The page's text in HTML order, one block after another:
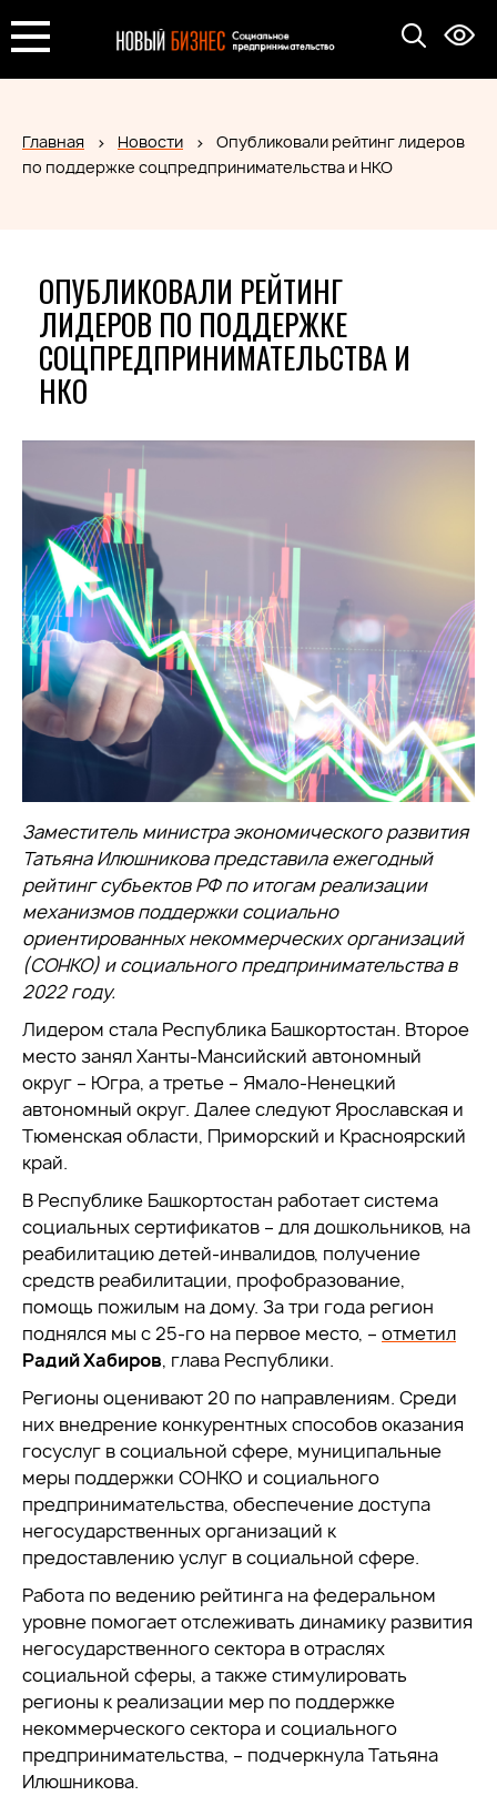
Главная Новости
Опубликовали рейтинг лидеров
по поддержке соцпредпринимательства и НКО
ОПУБЛИКОВАЛИ РЕЙТИНГ
ЛИДЕРОВ ПО ПОДДЕРЖКЕ
СОЦПРЕДПРИНИМАТЕЛЬСТВА И
НКО
Заместитель министра экономического развития
Татьяна Илюшникова представила ежегодный
рейтинг субъектов РФ по итогам реализации
механизмов поддержки социально
ориентированных некоммерческих организаций
(СОНКО) и социального предпринимательства в
2022 году.
Лидером стала Республика Башкортостан. Второе
место занял Ханты-Мансийский автономный
округ – Югра, а третье – Ямало-Ненецкий
автономный округ. Далее следуют Ярославская и
Тюменская области, Приморский и Красноярский
край.
В Республике Башкортостан работает система
социальных сертификатов – для дошкольников, на
реабилитацию детей-инвалидов, получение
средств реабилитации, профобразование,
помощь пожилым на дому. За три года регион
поднялся мы с 25-го на первое место, – отметил
Радий Хабиров, глава Республики.
Регионы оценивают 20 по направлениям. Среди
них внедрение конкурентных способов оказания
госуслуг в социальной сфере, муниципальные
меры поддержки СОНКО и социального
предпринимательства, обеспечение доступа
негосударственных организаций к
предоставлению услуг в социальной сфере.
Работа по ведению рейтинга на федеральном
уровне помогает отслеживать динамику развития
негосударственного сектора в отраслях
социальной сферы, а также стимулировать
регионы к реализации мер по поддержке
некоммерческого сектора и социального
предпринимательства, – подчеркнула Татьяна
Илюшникова.